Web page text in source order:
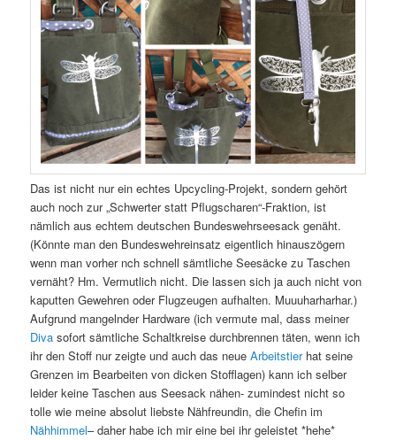
Das ist nicht nur ein echtes Upcycling-Projekt, sondern gehört
auch noch zur „Schwerter statt Pflugscharen“-Fraktion, ist
nämlich aus echtem deutschen Bundeswehrseesack genäht.
(Könnte man den Bundeswehreinsatz eigentlich hinauszögern
wenn man vorher nch schnell sämtliche Seesäcke zu Taschen
vernäht? Hm. Vermutlich nicht. Die lassen sich ja auch nicht von
kaputten Gewehren oder Flugzeugen aufhalten. Muuuharharhar.)
Aufgrund mangelnder Hardware (ich vermute mal, dass meiner
Diva sofort sämtliche Schaltkreise durchbrennen täten, wenn ich
ihr den Stoff nur zeigte und auch das neueArbeitstierhat seine
Grenzen im Bearbeiten von dicken Stofflagen) kann ich selber
leider keine Taschen aus Seesack nähen- zumindest nicht so
tolle wie meine absolut liebste Nähfreundin, die Chefin im
Nähhimmel– daher habe ich mir eine bei ihr geleistet *hehe*